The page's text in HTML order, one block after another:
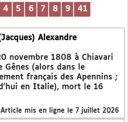
4 5 6 7 8 9 41
Alexandre
novembre 1808 à Chiavari
Gênes (alors dans le
français des Apennins ;
en Italie), mort le 16
Article mis en ligne le 7 juillet 2026